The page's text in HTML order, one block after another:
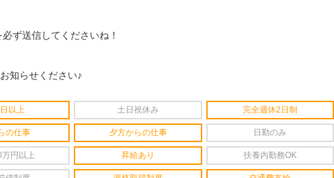
ず送信してくださいね！
知らせください♪
以上 土日祝休み 完全週休2日制
の仕事 夕方からの仕事 日勤のみ
円以上 昇給あり 扶養内勤務OK